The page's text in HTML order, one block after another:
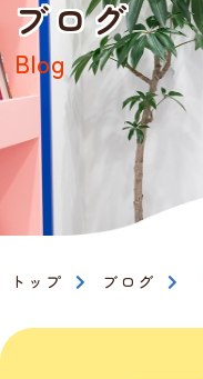
ブログ
Blog
トップ ブログ